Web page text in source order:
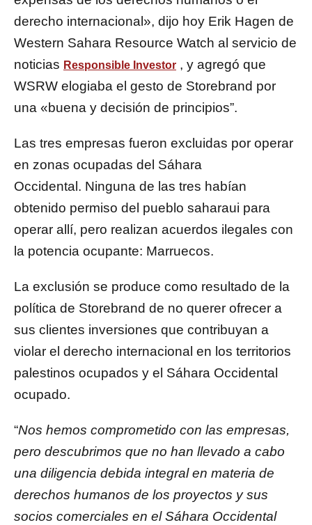
derecho internacional», dijo hoy Erik Hagen de
Western Sahara Resource Watch al servicio de
noticias Responsible Investor , y agregó que
WSRW elogiaba el gesto de Storebrand por
una «buena y decisión de principios”.
Las tres empresas fueron excluidas por operar
en zonas ocupadas del Sáhara
Occidental. Ninguna de las tres habían
obtenido permiso del pueblo saharaui para
operar allí, pero realizan acuerdos ilegales con
la potencia ocupante: Marruecos.
La exclusión se produce como resultado de la
política de Storebrand de no querer ofrecer a
sus clientes inversiones que contribuyan a
violar el derecho internacional en los territorios
palestinos ocupados y el Sáhara Occidental
ocupado.
“Nos hemos comprometido con las empresas,
pero descubrimos que no han llevado a cabo
una diligencia debida integral en materia de
derechos humanos de los proyectos y sus
socios comerciales en el Sáhara Occidental